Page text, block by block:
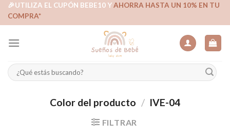
Skip🎉UTILIZA EL CUPÓN BEBE10 YAHORRA HASTA UN 10% EN TU
COMPRA*
Buscar
por:
Color del producto / IVE-04
FILTRAR